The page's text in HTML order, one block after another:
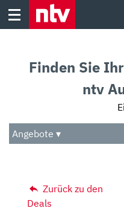
Skip
Audio
Das Beste
Finden Sie
ntv
Angebote ▾
Zurück zu den
Deals